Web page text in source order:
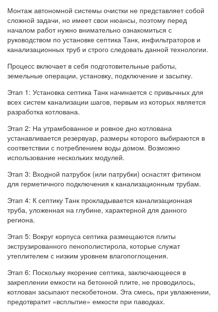
Монтаж автономной системы очистки не представляет собой
сложной задачи, но имеет свои нюансы, поэтому перед
началом работ нужно внимательно ознакомиться с
руководством по установке септика Танк, инфильтраторов и
канализационных труб и строго следовать данной технологии.
Процесс включает в себя подготовительные работы,
земельные операции, установку, подключение и засыпку.
Этап 1: Установка септика Танк начинается с привычных для
всех систем канализации шагов, первым из которых является
разработка котлована.
Этап 2: На утрамбованное и ровное дно котлована
устанавливается резервуар, размеры которого выбираются в
соответствии с потреблением воды домом. Возможно
использование нескольких модулей.
Этап 3: Входной патрубок (или патрубки) оснастят фитином
для герметичного подключения к канализационным трубам.
Этап 4: К септику Танк прокладывается канализационная
труба, уложенная на глубине, характерной для данного
региона.
Этап 5: Вокруг корпуса септика размещаются плиты
экструзированного пенополистирола, которые служат
утеплителем с низким уровнем влагопоглощения.
Этап 6: Поскольку якорение септика, заключающееся в
закреплении емкости на бетонной плите, не проводилось,
котлован засыпают пескобетоном. Эта смесь, при увлажнении,
предотвратит «всплытие» емкости при паводках.